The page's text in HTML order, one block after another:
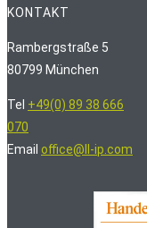
KONTAKT
Rambergstraße 5
80799 München
Tel +49(0) 89 38 666
070
Email office@ll-ip.com